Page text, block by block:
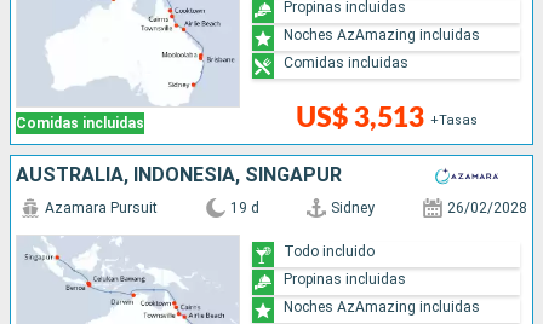
Comidas incluidas US$ 3,513 +Tasas
Propinas incluidas
Noches AzAmazing incluidas
Comidas incluidas
AUSTRALIA, INDONESIA, SINGAPUR
Azamara Pursuit 19 d Sidney 26/02/2028
Todo incluido
Propinas incluidas
Noches AzAmazing incluidas